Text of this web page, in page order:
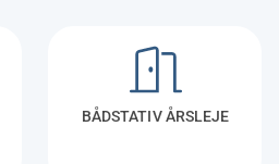
BÅDSTATIV ÅRSLEJE